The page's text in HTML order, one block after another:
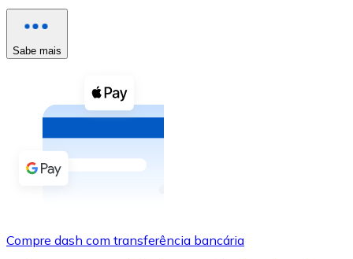
Ver tudo
Cupons cripto
Compre criptomoedas com dinheiro e outros
Comprar com dinheiro
Transferência SEPA
Sabe mais
Compre dash com transferência bancária